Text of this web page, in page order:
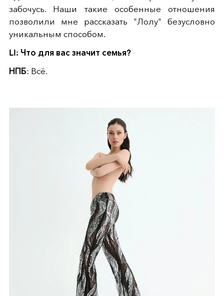
забочусь. Наши такие особенные отношения
позволили мне рассказать "Лолу" безусловно
уникальным способом.
LI: Что для вас значит семья?
НПБ: Всё.